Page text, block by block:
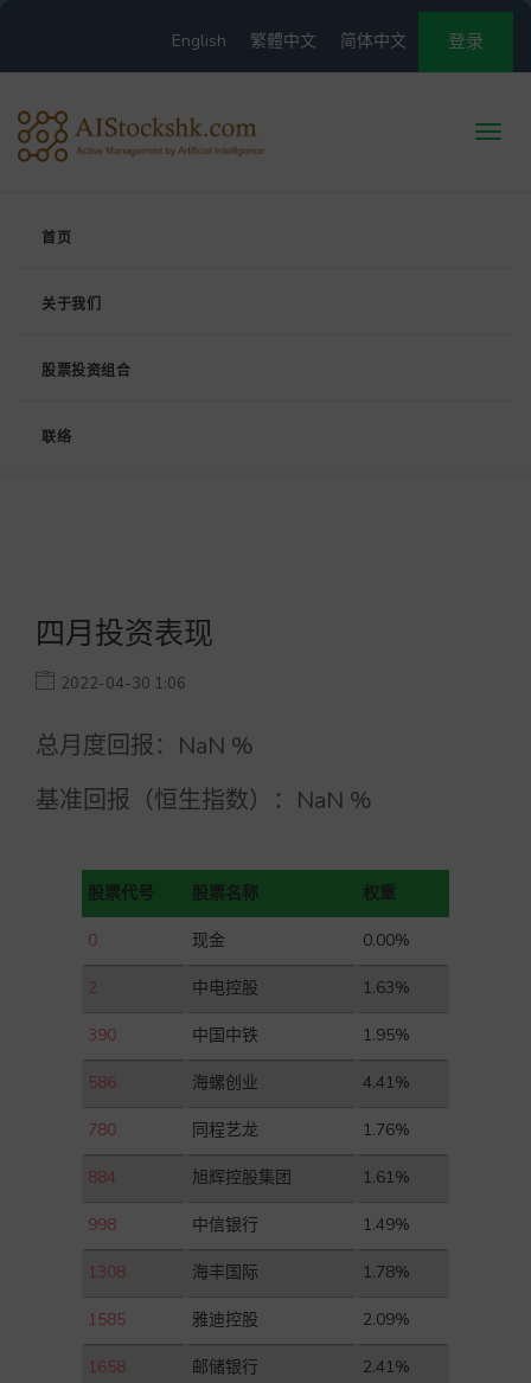
登录
简体中文
繁體中文
English
首页
关于我们
股票投资组合
联络
四月投资表现
2022-04-30 1:06
总月度回报： NaN %
基准回报（恒生指数）： NaN %
股票代号 股票名称 权重
0 现金 0.00%
2 中电控股 1.63%
390 中国中铁 1.95%
586 海螺创业 4.41%
780 同程艺龙 1.76%
884 旭辉控股集团 1.61%
998 中信银行 1.49%
1308 海丰国际 1.78%
1585 雅迪控股 2.09%
1658 邮储银行 2.41%